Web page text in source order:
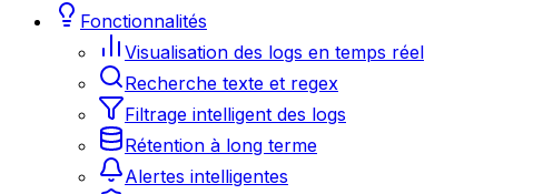
Fonctionnalités
Visualisation des logs en temps réel
Recherche texte et regex
Filtrage intelligent des logs
Rétention à long terme
Alertes intelligentes